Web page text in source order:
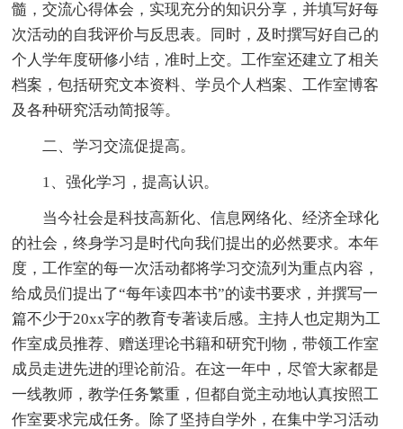
髓，交流心得体会，实现充分的知识分享，并填写好每
次活动的自我评价与反思表。同时，及时撰写好自己的
个人学年度研修小结，准时上交。工作室还建立了相关
档案，包括研究文本资料、学员个人档案、工作室博客
及各种研究活动简报等。
二、学习交流促提高。
1、强化学习，提高认识。
当今社会是科技高新化、信息网络化、经济全球化
的社会，终身学习是时代向我们提出的必然要求。本年
度，工作室的每一次活动都将学习交流列为重点内容，
给成员们提出了“每年读四本书”的读书要求，并撰写一
篇不少于20xx字的教育专著读后感。主持人也定期为工
作室成员推荐、赠送理论书籍和研究刊物，带领工作室
成员走进先进的理论前沿。在这一年中，尽管大家都是
一线教师，教学任务繁重，但都自觉主动地认真按照工
作室要求完成任务。除了坚持自学外，在集中学习活动